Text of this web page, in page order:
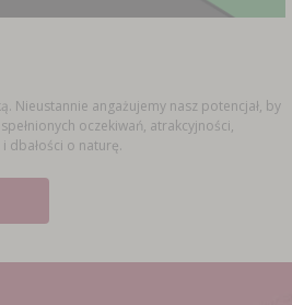
Nieustannie angażujemy nasz potencjał, by
oczekiwań, atrakcyjności,
dbałości o naturę.